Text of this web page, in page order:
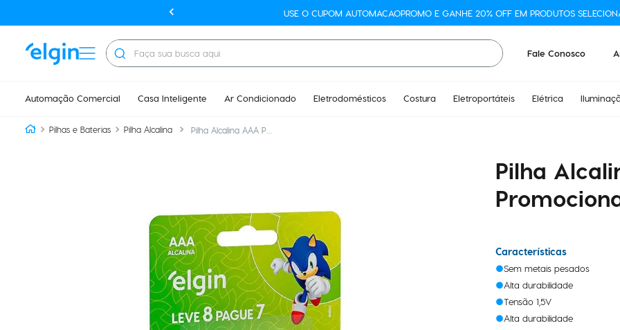
USE O CUPOM AUTOMACAOPROMO E GANHE 20% OFF EM PRODUTOS
Faça sua busca aqui
Fale Conosco
Automação Comercial Casa Inteligente Ar Condicionado Eletrodomésticos Costura Eletroportáteis Elétrica
Pilhas e Baterias Pilha Alcalina
Pilha
Características
Sem metais pesados
Alta durabilidade
Tensão 1,5V
Alta durabilidade